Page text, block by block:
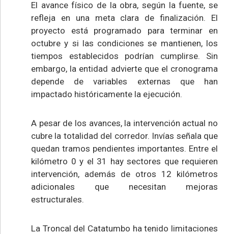
El avance físico de la obra, según la fuente, se
refleja en una meta clara de finalización. El
proyecto está programado para terminar en
octubre y si las condiciones se mantienen, los
tiempos establecidos podrían cumplirse. Sin
embargo, la entidad advierte que el cronograma
depende de variables externas que han
impactado históricamente la ejecución.
A pesar de los avances, la intervención actual no
cubre la totalidad del corredor. Invías señala que
quedan tramos pendientes importantes. Entre el
kilómetro 0 y el 31 hay sectores que requieren
intervención, además de otros 12 kilómetros
adicionales que necesitan mejoras
estructurales.
La Troncal del Catatumbo ha tenido limitaciones